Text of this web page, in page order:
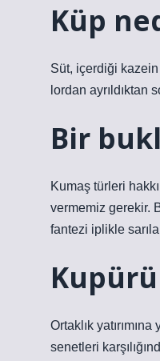
Küp
Süt, içerdiği
lordan ayrıldıktan
Bir
Kumaş türleri
vermemiz gerekir.
fantezi iplikle
Ortaklık
senetleri